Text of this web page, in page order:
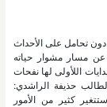
دون تحامل على الأحداث
مسار مشوار حياته
اللأولى لها نفحات
حذيفة الراشدي:
كثير من الأمور